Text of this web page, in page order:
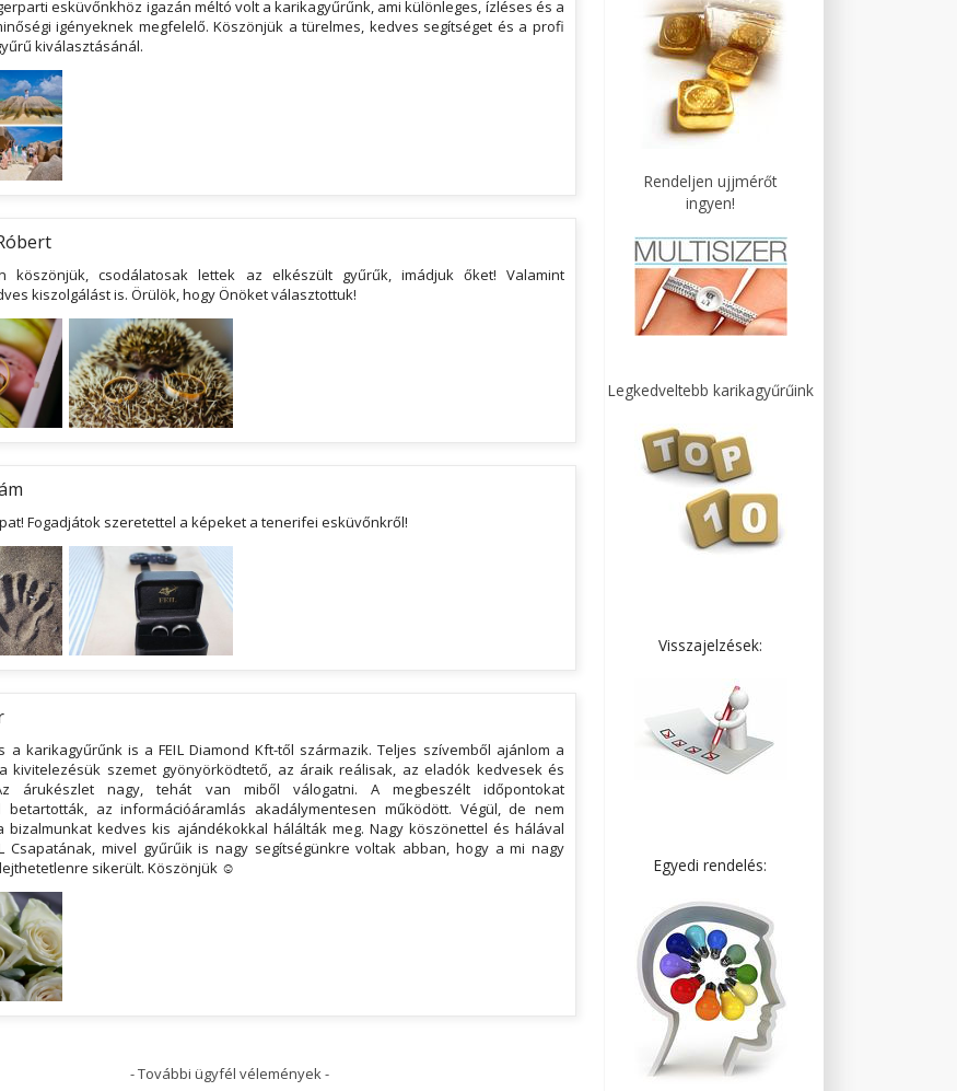
esküvőnkhöz igazán méltó volt a karikagyűrűnk, ami különleges, ízléses és a
igényeknek megfelelő. Köszönjük a türelmes, kedves segítséget és a profi
kiválasztásánál.
köszönjük, csodálatosak lettek az elkészült gyűrűk, imádjuk őket! Valamint
kiszolgálást is. Örülök, hogy Önöket választottuk!
Fogadjátok szeretettel a képeket a tenerifei esküvőnkről!
a karikagyűrűnk is a FEIL Diamond Kft-től származik. Teljes szívemből ajánlom a
kivitelezésük szemet gyönyörködtető, az áraik reálisak, az eladók kedvesek és
árukészlet nagy, tehát van miből válogatni. A megbeszélt időpontokat
betartották, az információáramlás akadálymentesen működött. Végül, de nem
bizalmunkat kedves kis ajándékokkal hálálták meg. Nagy köszönettel és hálával
Csapatának, mivel gyűrűik is nagy segítségünkre voltak abban, hogy a mi nagy
sikerült. Köszönjük ☺
- További ügyfél vélemények -
Rendeljen ujjmérőt
ingyen!
Legkedveltebb karikagyűrűink
Visszajelzések:
Egyedi rendelés: